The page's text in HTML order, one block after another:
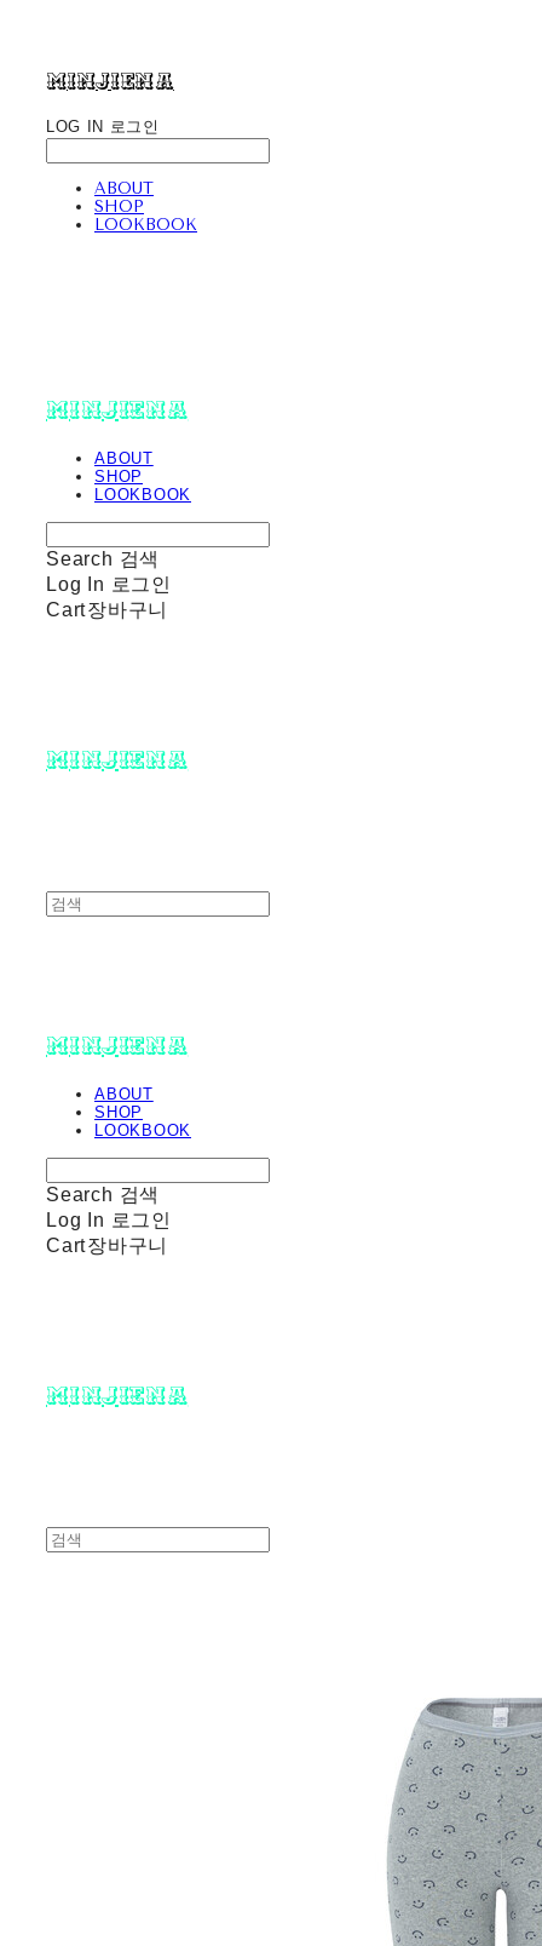
minjiena
LOG IN 로그인
ABOUT
SHOP
LOOKBOOK
minjiena
ABOUT
SHOP
LOOKBOOK
Search 검색
Log In 로그인
Cart장바구니
minjiena
minjiena
ABOUT
SHOP
LOOKBOOK
Search 검색
Log In 로그인
Cart장바구니
minjiena